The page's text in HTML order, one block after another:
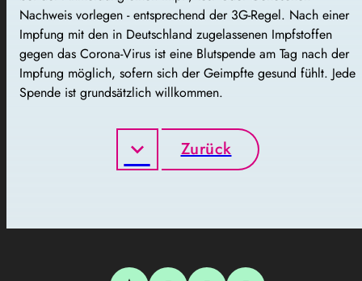
Nachweis vorlegen - entsprechend der 3G-Regel. Nach einer
Impfung mit den in Deutschland zugelassenen Impfstoffen
gegen das Corona-Virus ist eine Blutspende am Tag nach der
Impfung möglich, sofern sich der Geimpfte gesund fühlt. Jede
Spende ist grundsätzlich willkommen.
Zurück